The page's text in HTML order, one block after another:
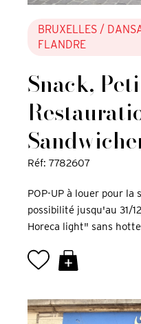
BRUXELLES /
FLANDRE
Snack,
Réf: 7782607
POP-UP à louer pour
possibilité jusqu'au 31/
Horeca light" sans